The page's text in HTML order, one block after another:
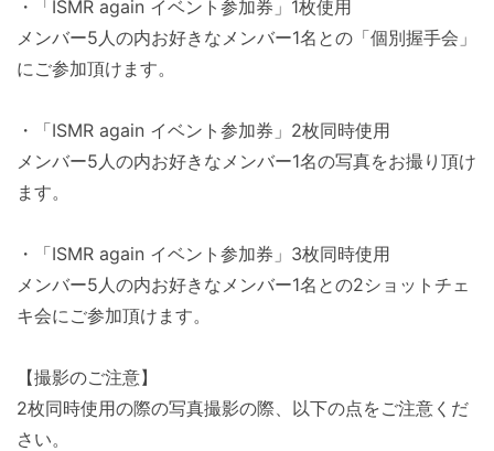
・「ISMR again イベント参加券」1枚使用
メンバー5人の内お好きなメンバー1名との「個別握手会」
にご参加頂けます。
・「ISMR again イベント参加券」2枚同時使用
メンバー5人の内お好きなメンバー1名の写真をお撮り頂け
ます。
・「ISMR again イベント参加券」3枚同時使用
メンバー5人の内お好きなメンバー1名との2ショットチェ
キ会にご参加頂けます。
【撮影のご注意】
2枚同時使用の際の写真撮影の際、以下の点をご注意くだ
さい。